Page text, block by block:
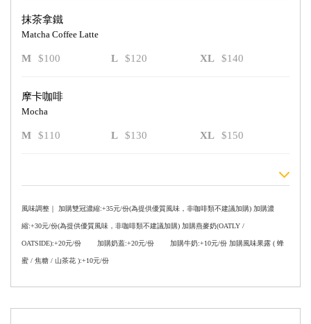
抹茶拿鐵
Matcha Coffee Latte
M $100 L $120 XL $140
摩卡咖啡
Mocha
M $110 L $130 XL $150
風味調整｜ 加購雙冠濃縮:+35元/份(為提供優質風味，非咖啡類不建議加購) 加購濃
縮:+30元/份(為提供優質風味，非咖啡類不建議加購) 加購燕麥奶(OATLY /
OATSIDE):+20元/份 加購奶蓋:+20元/份 加購牛奶:+10元/份 加購風味果露 ( 蜂
蜜 / 焦糖 / 山茶花 ):+10元/份